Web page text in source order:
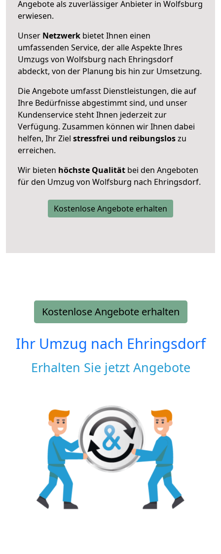
Angebote als zuverlässiger Anbieter in Wolfsburg
erwiesen.
Unser Netzwerk bietet Ihnen einen
umfassenden Service, der alle Aspekte Ihres
Umzugs von Wolfsburg nach Ehringsdorf
abdeckt, von der Planung bis hin zur Umsetzung.
Die Angebote umfasst Dienstleistungen, die auf
Ihre Bedürfnisse abgestimmt sind, und unser
Kundenservice steht Ihnen jederzeit zur
Verfügung. Zusammen können wir Ihnen dabei
helfen, Ihr Ziel stressfrei und reibungsloszu
erreichen.
Wir bieten höchste Qualität bei den Angeboten
für den Umzug von Wolfsburg nach Ehringsdorf.
Kostenlose Angebote erhalten
Kostenlose Angebote erhalten
Ihr Umzug nach Ehringsdorf
Erhalten Sie jetzt Angebote